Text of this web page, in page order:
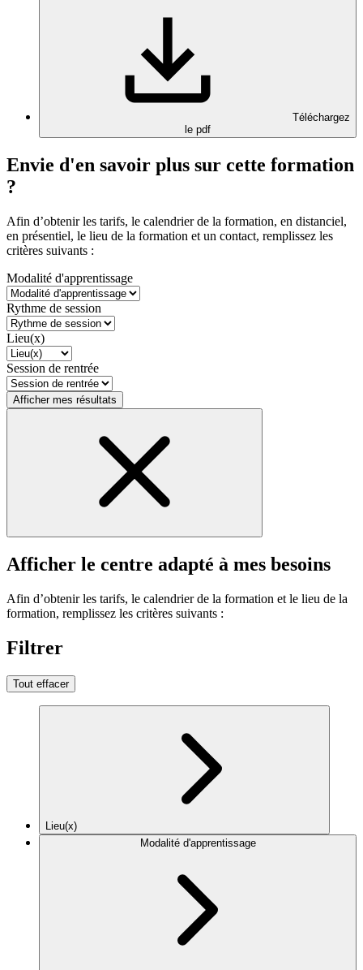
Téléchargez
le pdf
Envie d'en savoir plus sur cette formation
?
Afin d’obtenir les tarifs, le calendrier de la formation, en distanciel,
en présentiel, le lieu de la formation et un contact, remplissez les
critères suivants :
Modalité d'apprentissage
Rythme de session
Lieu(x)
Session de rentrée
Afficher mes résultats
Afficher le centre adapté à mes besoins
Afin d’obtenir les tarifs, le calendrier de la formation et le lieu de la
formation, remplissez les critères suivants :
Filtrer
Tout effacer
Lieu(x)
Modalité d'apprentissage